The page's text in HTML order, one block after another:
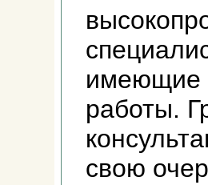
имеющие
работы.
свою